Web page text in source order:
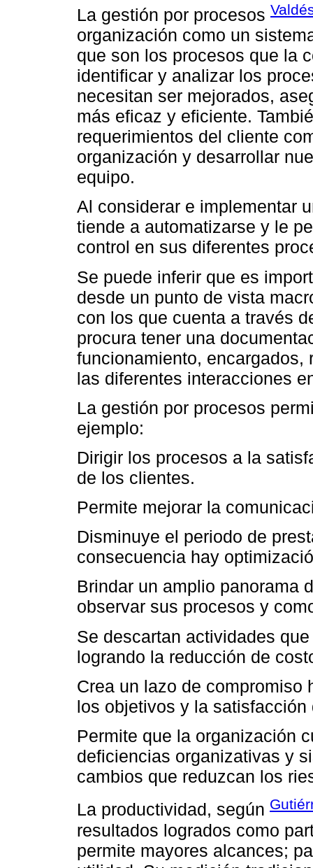
La gestión por procesos
organización como un
que son los procesos que la
identificar y analizar los
necesitan ser mejorados,
más eficaz y eficiente.
requerimientos del cliente
organización y desarrollar
equipo.
Al considerar e implementar
tiende a automatizarse y le
control en sus diferentes
Se puede inferir que es
desde un punto de vista
con los que cuenta a través
procura tener una
funcionamiento,
las diferentes interacciones
La gestión por procesos
ejemplo:
Dirigir los procesos a la
de los clientes.
Permite mejorar la
Disminuye el periodo de
consecuencia hay
Brindar un amplio panorama
observar sus procesos y
Se descartan actividades
logrando la reducción de
Crea un lazo de compromiso
los objetivos y la satisfacción
Permite que la organización
deficiencias organizativas y
cambios que reduzcan los
La productividad, según
resultados logrados como
permite mayores alcances;